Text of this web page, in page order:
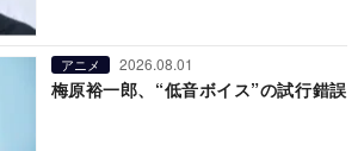
アニメ 2026.08.01
梅原裕一郎、“低音ボイス”の試行錯誤